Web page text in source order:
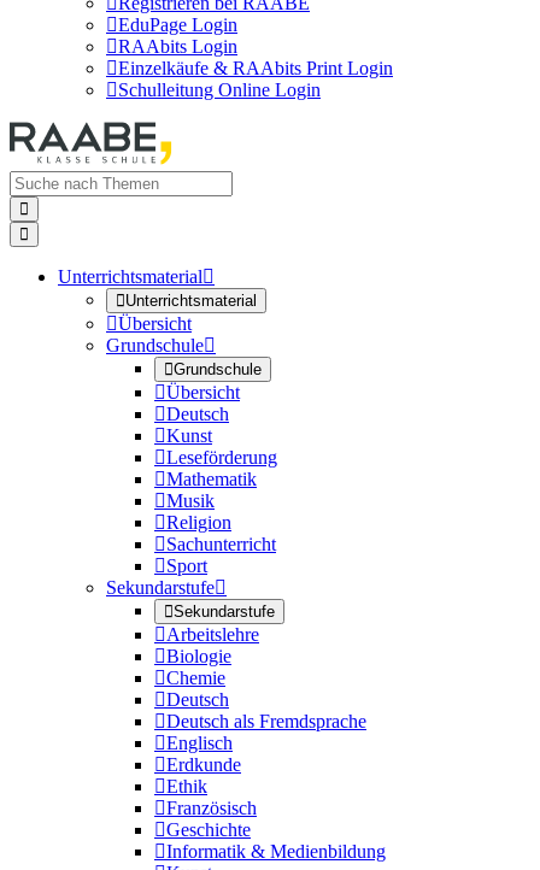
EduPage Login
RAAbits Login
Einzelkäufe & RAAbits Print Login
Schulleitung Online Login


Unterrichtsmaterial
Unterrichtsmaterial
Übersicht
Grundschule
Grundschule
Übersicht
Deutsch
Kunst
Leseförderung
Mathematik
Musik
Religion
Sachunterricht
Sport
Sekundarstufe
Sekundarstufe
Arbeitslehre
Biologie
Chemie
Deutsch
Deutsch als Fremdsprache
Englisch
Erdkunde
Ethik
Französisch
Geschichte
Informatik & Medienbildung